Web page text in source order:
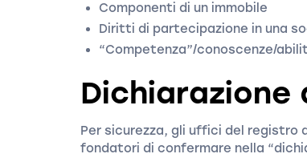
Componenti di un immobile
Diritti di partecipazione in una
“Competenza”/conoscenze/
Dichiarazione
Per sicurezza, gli uffici del registro
fondatori di confermare nella